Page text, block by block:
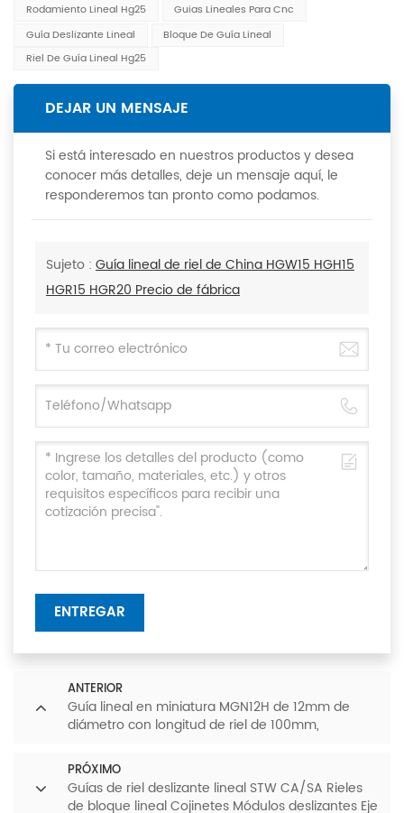
Rodamiento Lineal Hg25
Guias Lineales Para Cnc
Guía Deslizante Lineal
Bloque De Guía Lineal
Riel De Guía Lineal Hg25
DEJAR UN MENSAJE
Si está interesado en nuestros productos y desea
conocer más detalles, deje un mensaje aquí, le
responderemos tan pronto como podamos.
Sujeto : Guía lineal de riel de China HGW15 HGH15
HGR15 HGR20 Precio de fábrica
ENTREGAR
ANTERIOR
Guía lineal en miniatura MGN12H de 12mm de
diámetro con longitud de riel de 100mm,
PRÓXIMO
Guías de riel deslizante lineal STW CA/SA Rieles
de bloque lineal Cojinetes Módulos deslizantes Eje